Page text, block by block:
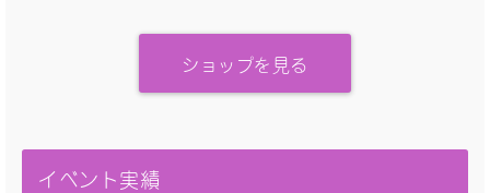
ショップを見る
イベント実績